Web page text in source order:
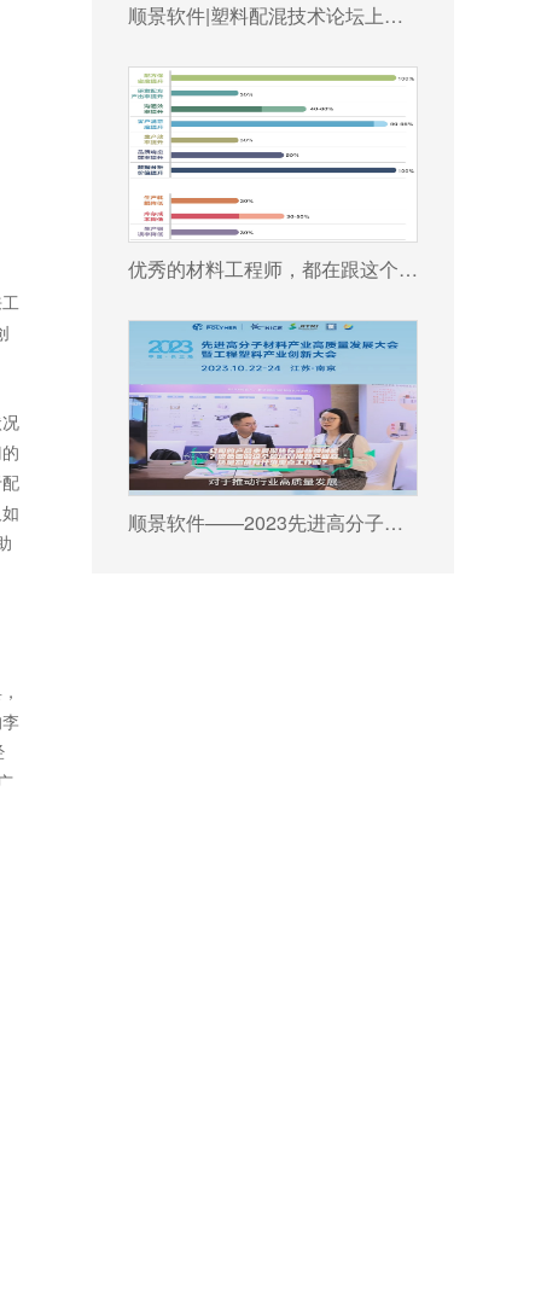
顺景软件|塑料配混技术论坛上展示数字化的力量
优秀的材料工程师，都在跟这个新朋友打交道!
顺景软件——2023先进高分子材料产业高质量发展大会暨工程塑料产业创新大会